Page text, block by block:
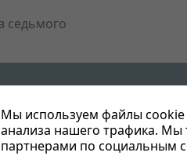
Мы используем файлы cookie
анализа нашего трафика.
партнерами по социальным